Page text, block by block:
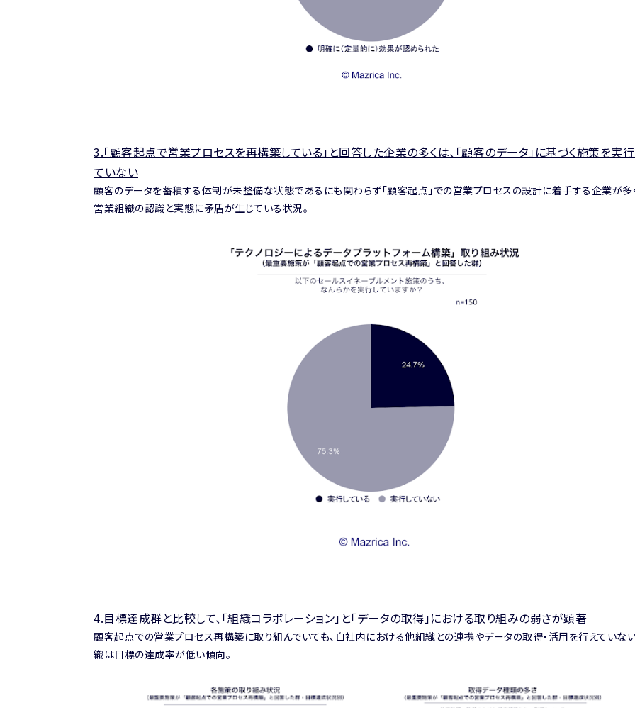
3.「顧客起点で営業プロセスを再構築している」と回答した企業の多くは、「顧客のデータ」に基づく施策を実
ていない
顧客のデータを蓄積する体制が未整備な状態であるにも関わらず「顧客起点」での営業プロセスの設計に着手する企業が多
営業組織の認識と実態に矛盾が生じている状況。
4.目標達成群と比較して、「組織コラボレーション」と「データの取得」における取り組みの弱さが顕著
顧客起点での営業プロセス再構築に取り組んでいても、自社内における他組織との連携やデータの取得・活用を行えていな
織は目標の達成率が低い傾向。